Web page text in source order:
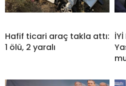
Hafif ticari araç takla attı:
1 ölü, 2 yaralı